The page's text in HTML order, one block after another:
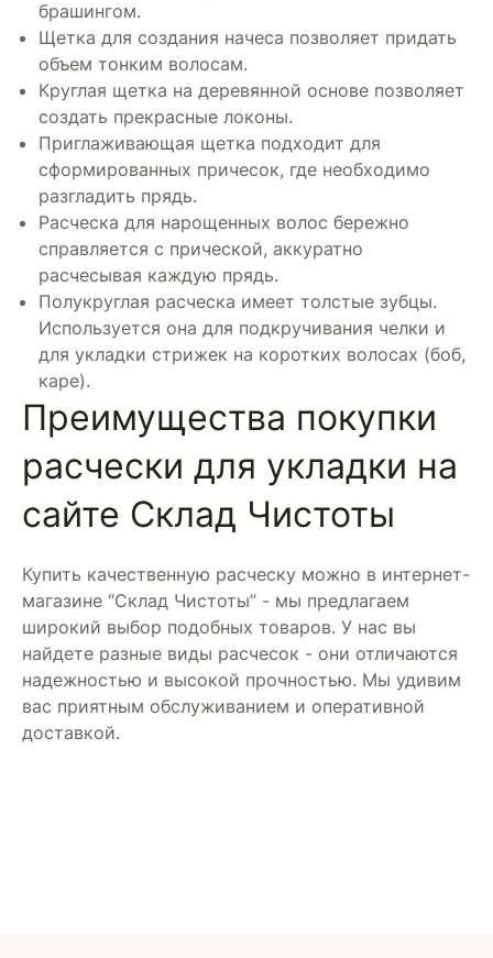
брашингом.
Щетка для создания начеса позволяет придать
объем тонким волосам.
Круглая щетка на деревянной основе позволяет
создать прекрасные локоны.
Приглаживающая щетка подходит для
сформированных причесок, где необходимо
разгладить прядь.
Расческа для нарощенных волос бережно
справляется с прической, аккуратно
расчесывая каждую прядь.
Полукруглая расческа имеет толстые зубцы.
Используется она для подкручивания челки и
для укладки стрижек на коротких волосах (боб,
каре).
Преимущества покупки
расчески для укладки на
сайте Склад Чистоты
Купить качественную расческу можно в интернет-
магазине “Склад Чистоты” - мы предлагаем
широкий выбор подобных товаров. У нас вы
найдете разные виды расчесок - они отличаются
надежностью и высокой прочностью. Мы удивим
вас приятным обслуживанием и оперативной
доставкой.